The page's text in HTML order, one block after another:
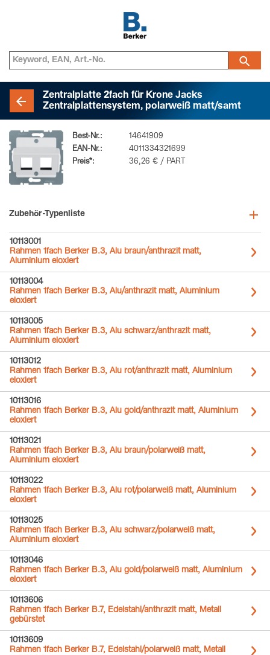
Zentralplatte 2fach für Krone Jacks
Zentralplattensystem, polarweiß matt/samt
Best-Nr.:
14641909
EAN-Nr.:
4011334321699
Preis*:
36,26 € / PART
Zubehör-Typenliste
10113001
Rahmen 1fach Berker B.3, Alu braun/anthrazit matt,
Aluminium eloxiert
10113004
Rahmen 1fach Berker B.3, Alu/anthrazit matt, Aluminium
eloxiert
10113005
Rahmen 1fach Berker B.3, Alu schwarz/anthrazit matt,
Aluminium eloxiert
10113012
Rahmen 1fach Berker B.3, Alu rot/anthrazit matt, Aluminium
eloxiert
10113016
Rahmen 1fach Berker B.3, Alu gold/anthrazit matt, Aluminium
eloxiert
10113021
Rahmen 1fach Berker B.3, Alu braun/polarweiß matt,
Aluminium eloxiert
10113022
Rahmen 1fach Berker B.3, Alu rot/polarweiß matt, Aluminium
eloxiert
10113025
Rahmen 1fach Berker B.3, Alu schwarz/polarweiß matt,
Aluminium eloxiert
10113046
Rahmen 1fach Berker B.3, Alu gold/polarweiß matt, Aluminium
eloxiert
10113606
Rahmen 1fach Berker B.7, Edelstahl/anthrazit matt, Metall
gebürstet
10113609
Rahmen 1fach Berker B.7, Edelstahl/polarweiß matt, Metall